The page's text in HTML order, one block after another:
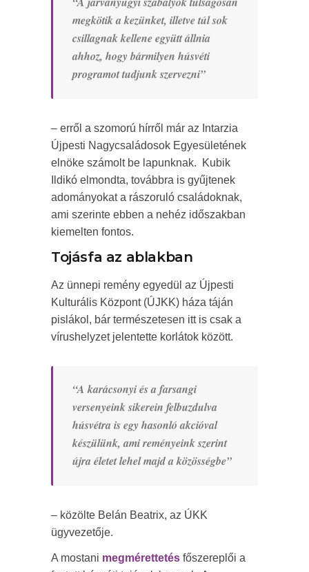
megkötik a kezünket, illetve túl sok
csillagnak kellene együtt állnia
ahhoz, hogy bármilyen húsvéti
programot tudjunk szervezni”
– erről a szomorú hírről már az Intarzia
Újpesti Nagycsaládosok Egyesületének
elnöke számolt be lapunknak. Kubik
Ildikó elmondta, továbbra is gyűjtenek
adományokat a rászoruló családoknak,
ami szerinte ebben a nehéz időszakban
kiemelten fontos.
Tojásfa az ablakban
Az ünnepi remény egyedül az Újpesti
Kulturális Központ (ÚJKK) háza táján
pislákol, bár természetesen itt is csak a
vírushelyzet jelentette korlátok között.
“A karácsonyi és a farsangi
versenyeink sikerein felbuzdulva
húsvétra is egy hasonló akcióval
készülünk, ami reményeink szerint
újra életet lehel majd a közösségbe”
– közölte Belán Beatrix, az ÚKK
ügyvezetője.
A mostani megmérettetés főszereplői a